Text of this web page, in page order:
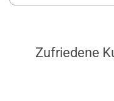
Zufriedene